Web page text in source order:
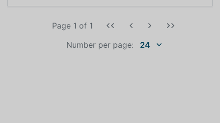
Number per page: 24
Page 1 of1